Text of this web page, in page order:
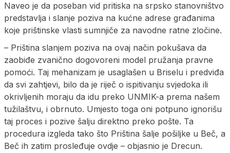
Naveo je da poseban vid pritiska na srpsko stanovništvo
predstavlja i slanje poziva na kućne adrese građanima
koje prištinske vlasti sumnjiče za navodne ratne zločine.
– Priština slanjem poziva na ovaj način pokušava da
zaobiđe zvanično dogovoreni model pružanja pravne
pomoći. Taj mehanizam je usaglašen u Briselu i predviđa
da svi zahtjevi, bilo da je riječ o ispitivanju svjedoka ili
okrivljenih moraju da idu preko UNMIK-a prema našem
tužilaštvu, i obrnuto. Umjesto toga oni potpuno ignorišu
taj proces i pozive šalju direktno preko pošte. Ta
procedura izgleda tako što Priština šalje pošiljke u Beč, a
Beč ih zatim prosleđuje ovdje – objasnio je Drecun.